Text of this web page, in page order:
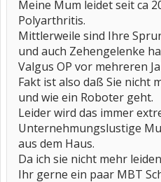
Meine Mum leidet seit ca
Polyarthritis.
Mittlerweile sind Ihre
und auch Zehengelenke
Valgus OP vor mehreren
Fakt ist also daß Sie nicht
und wie ein Roboter geht.
Leider wird das immer
Unternehmungslustige
aus dem Haus.
Da ich sie nicht mehr
Ihr gerne ein paar MBT